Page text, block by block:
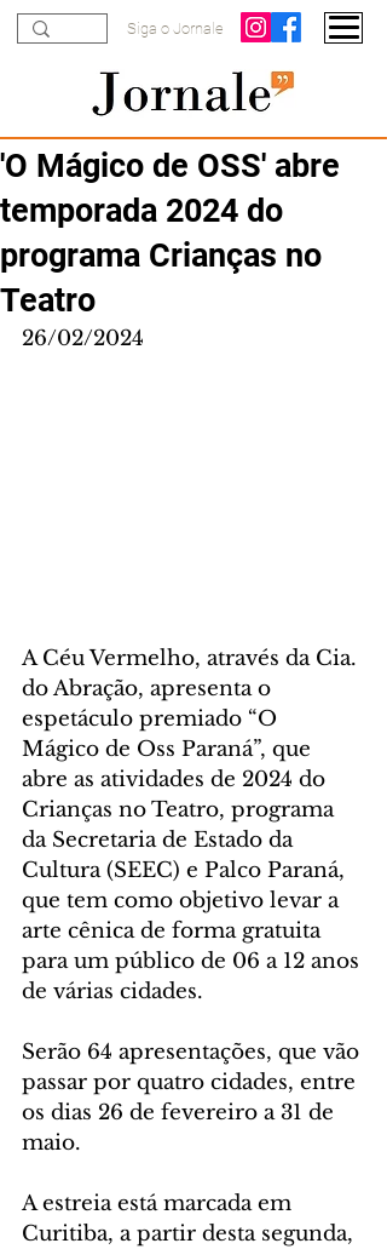
Siga o Jornale
'O Mágico de OSS' abre
temporada 2024 do
programa Crianças no
Teatro
26/02/2024
A Céu Vermelho, através da Cia.
do Abração, apresenta o
espetáculo premiado “O
Mágico de Oss Paraná”, que
abre as atividades de 2024 do
Crianças no Teatro, programa
da Secretaria de Estado da
Cultura (SEEC) e Palco Paraná,
que tem como objetivo levar a
arte cênica de forma gratuita
para um público de 06 a 12 anos
de várias cidades.
Serão 64 apresentações, que vão
passar por quatro cidades, entre
os dias 26 de fevereiro a 31 de
maio.
A estreia está marcada em
Curitiba, a partir desta segunda,